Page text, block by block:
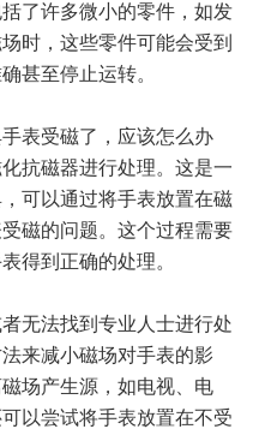
了许多微小的零件，如发
时，这些零件可能会受到
甚至停止运转。
表受磁了，应该怎么办
抗磁器进行处理。这是一
可以通过将手表放置在磁
磁的问题。这个过程需要
得到正确的处理。
法找到专业人士进行处
来减小磁场对手表的影
场产生源，如电视、电
以尝试将手表放置在不受